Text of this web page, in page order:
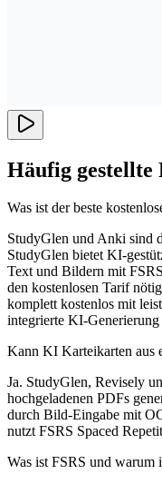
Häufig gestellte
Was ist der beste
StudyGlen und Anki sind
StudyGlen bietet KI-
Text und Bildern mit
den kostenlosen Tarif
komplett kostenlos mit
integrierte KI-
Kann KI Karteikarten aus
Ja. StudyGlen, Revisely
hochgeladenen PDFs
durch Bild-Eingabe mit
nutzt FSRS Spaced
Was ist FSRS und warum